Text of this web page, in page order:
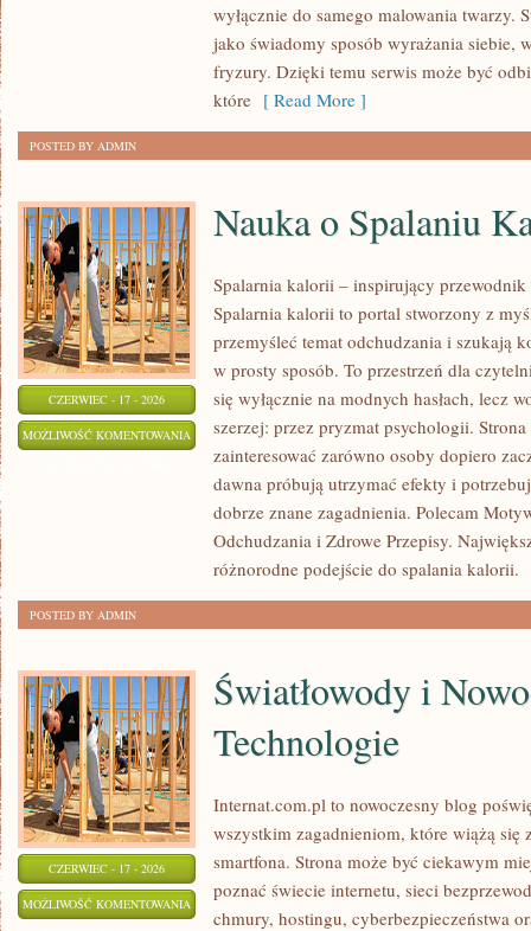
wyłącznie do samego malowania twarzy.
jako świadomy sposób wyrażania siebie,
fryzury. Dzięki temu serwis może być
które [ Read More ]
POSTED BY ADMIN
CZERWIEC - 17 - 2026
MOŻLIWOŚĆ KOMENTOWANIA NAUKA
SPALANIU
KALORII
Nauka o Spalaniu
Spalarnia kalorii – inspirujący przewodnik
Spalarnia kalorii to portal stworzony z
przemyśleć temat odchudzania i szukają
w prosty sposób. To przestrzeń dla
się wyłącznie na modnych hasłach, lecz
szerzej: przez pryzmat psychologii.
zainteresować zarówno osoby dopiero
dawna próbują utrzymać efekty i
dobrze znane zagadnienia. Polecam
Odchudzania i Zdrowe Przepisy.
różnorodne podejście do spalania kalorii.
POSTED BY ADMIN
CZERWIEC - 17 - 2026
MOŻLIWOŚĆ KOMENTOWANIA ŚWIATŁOWODY
Światłowody i
Technologie
Internat.com.pl to nowoczesny blog
wszystkim zagadnieniom, które wiążą się
smartfona. Strona może być ciekawym
poznać świecie internetu, sieci
chmury, hostingu, cyberbezpieczeństwa